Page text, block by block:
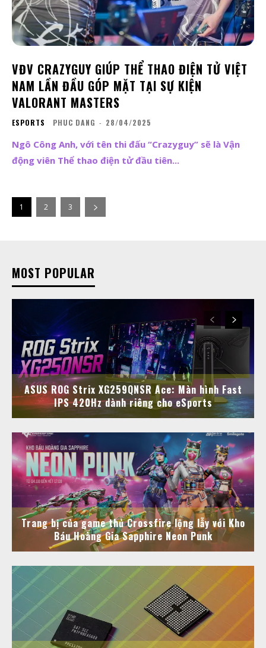
VĐV CRAZYGUY GIÚP THỂ THAO ĐIỆN TỬ VIỆT
NAM LẦN ĐẦU GÓP MẶT TẠI SỰ KIỆN
VALORANT MASTERS
ESPORTS PHUC DANG - 28/04/2025
Ngô Công Anh, với tên thi đấu “Crazyguy” sẽ là Vận
động viên Thể thao điện tử đầu tiên...
1 2 3
MOST POPULAR
ASUS ROG Strix XG259QNSR Ace: Màn hình Fast
IPS 420Hz dành riêng cho eSports
Trang bị của game thủ Crossfire lộng lẫy với Kho
Báu Hoàng Gia Sapphire Neon Punk